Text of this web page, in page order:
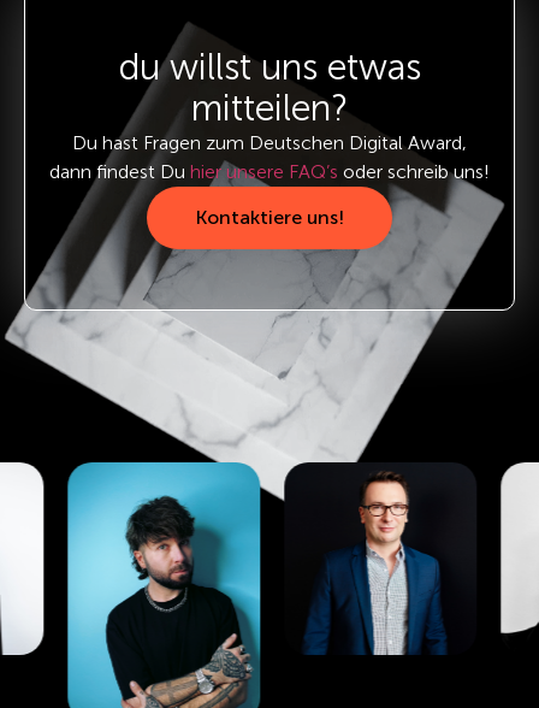
du willst uns etwas
mitteilen?
Du hast Fragen zum Deutschen Digital Award,
dann findest Du hier unsere FAQ’s oder schreib uns!
Kontaktiere uns!
die jury